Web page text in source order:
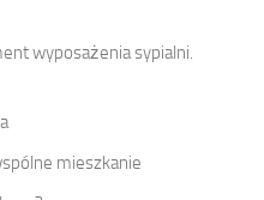
wyposażenia sypialni.
mieszkanie